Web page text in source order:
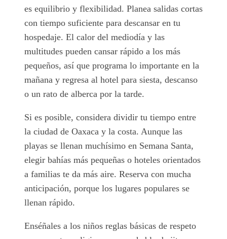
es equilibrio y flexibilidad. Planea salidas cortas
con tiempo suficiente para descansar en tu
hospedaje. El calor del mediodía y las
multitudes pueden cansar rápido a los más
pequeños, así que programa lo importante en la
mañana y regresa al hotel para siesta, descanso
o un rato de alberca por la tarde.
Si es posible, considera dividir tu tiempo entre
la ciudad de Oaxaca y la costa. Aunque las
playas se llenan muchísimo en Semana Santa,
elegir bahías más pequeñas o hoteles orientados
a familias te da más aire. Reserva con mucha
anticipación, porque los lugares populares se
llenan rápido.
Enséñales a los niños reglas básicas de respeto